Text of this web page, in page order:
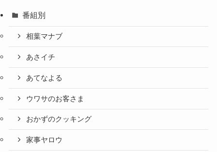
番組別
相葉マナブ
あさイチ
あてなよる
ウワサのお客さま
おかずのクッキング
家事ヤロウ